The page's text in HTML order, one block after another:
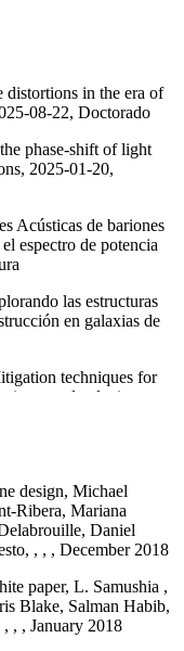
distortions in the era of
08-22, Doctorado
phase-shift of light
2025-01-20,
Acústicas de bariones
espectro de potencia
las estructuras
en galaxias de
techniques for
red galaxies
Observacionales y
la Muestra de LRG de
de parámetros
de corrimiento al
rojas de eBOSS
design, Michael
Ribera, Mariana
Daniel
, , , December 2018
paper, L. Samushia ,
Blake, Salman Habib,
, , January 2018